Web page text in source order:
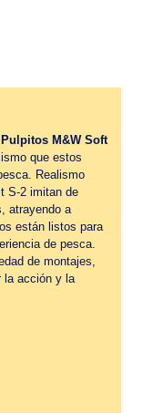
Pulpitos M&W Soft
que estos
Realismo
S-2 imitan de
atrayendo a
están listos para
de pesca.
de montajes,
la acción y la